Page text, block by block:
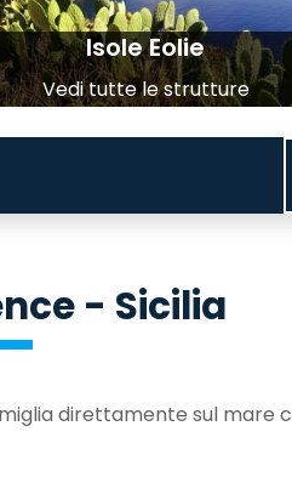
Isole Eolie
Vedi tutte le strutture
- Sicilia
direttamente sul